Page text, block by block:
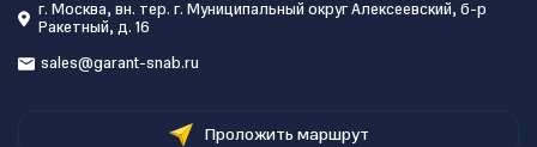
г. Москва, вн. тер. г. Муниципальный округ Алексеевский, б-р
Ракетный, д. 16
sales@garant-snab.ru
Проложить маршрут